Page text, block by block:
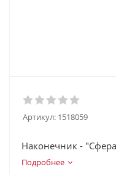
Артикул: 1518059
Наконечник -
Подробнее